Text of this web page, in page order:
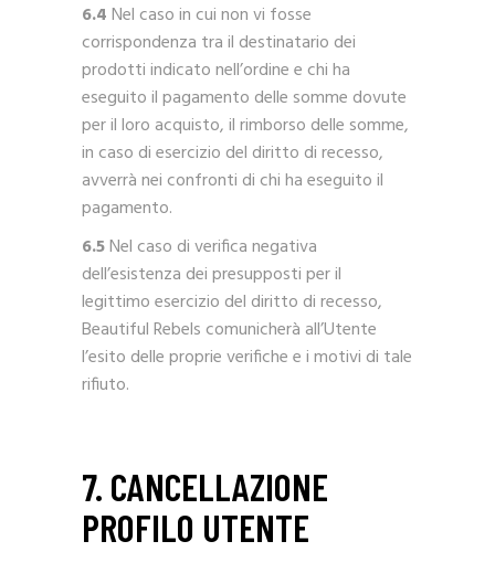
6.4Nel caso in cui non vi fosse
corrispondenza tra il destinatario dei
prodotti indicato nell’ordine e chi ha
eseguito il pagamento delle somme dovute
per il loro acquisto, il rimborso delle somme,
in caso di esercizio del diritto di recesso,
avverrà nei confronti di chi ha eseguito il
pagamento.
6.5Nel caso di verifica negativa
dell’esistenza dei presupposti per il
legittimo esercizio del diritto di recesso,
Beautiful Rebels comunicherà all’Utente
l’esito delle proprie verifiche e i motivi di tale
rifiuto.
7. CANCELLAZIONE
PROFILO UTENTE